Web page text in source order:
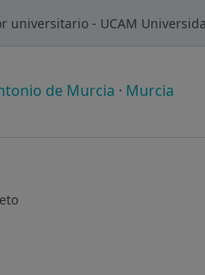
universitario - UCAM
de Murcia · Murcia